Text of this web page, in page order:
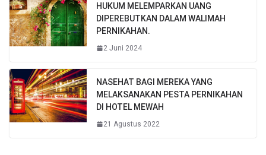
HUKUM MELEMPARKAN UANG
DIPEREBUTKAN DALAM WALIMAH
PERNIKAHAN.
2 Juni 2024
NASEHAT BAGI MEREKA YANG
MELAKSANAKAN PESTA PERNIKAHAN
DI HOTEL MEWAH
21 Agustus 2022